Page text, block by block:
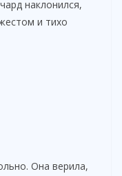
наклонился,
и тихо
Она верила,